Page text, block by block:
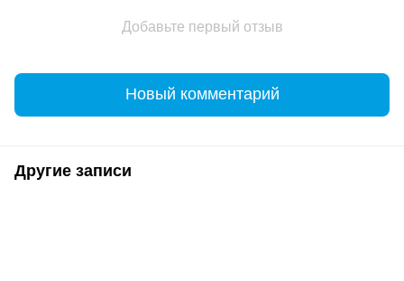
Добавьте первый отзыв
Новый комментарий
Другие записи